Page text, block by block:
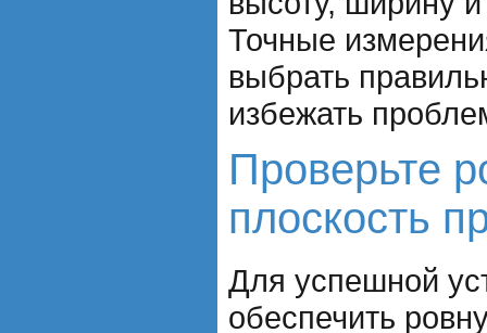
Точные
выбрать
избежать
Проверьте
плоскость
Для успешной
обеспечить